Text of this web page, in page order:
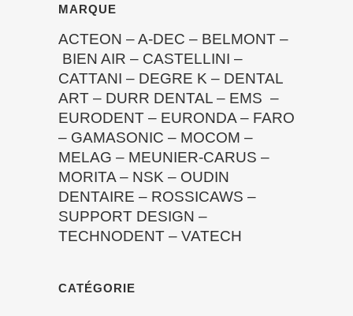
MARQUE
ACTEON –A-DEC – BELMONT –
BIEN AIR – CASTELLINI –
CATTANI – DEGRE K – DENTAL
ART – DURR DENTAL – EMS –
EURODENT – EURONDA – FARO
– GAMASONIC – MOCOM –
MELAG – MEUNIER-CARUS –
MORITA – NSK – OUDIN
DENTAIRE – ROSSICAWS –
SUPPORT DESIGN –
TECHNODENT – VATECH
CATÉGORIE